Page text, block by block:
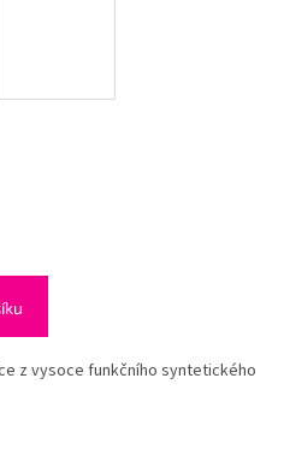
z vysoce funkčního syntetického